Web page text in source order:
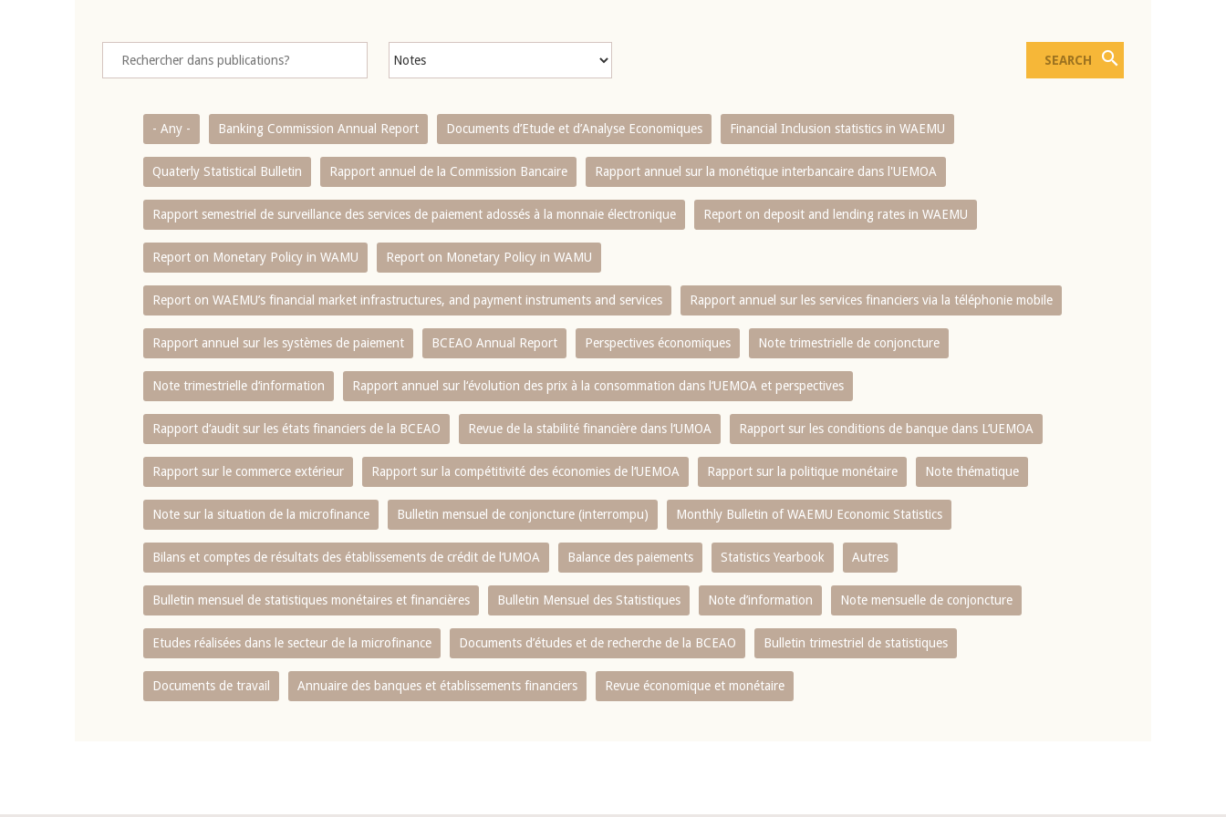
- Any - Banking Commission Annual Report Documents d’Etude et d’Analyse Economiques Financial Inclusion statistics in WAEMU
Quaterly Statistical Bulletin Rapport annuel de la Commission Bancaire Rapport annuel sur la monétique interbancaire dans l'UEMOA
Rapport semestriel de surveillance des services de paiement adossés à la monnaie électronique Report on deposit and lending rates in WAEMU
Report on Monetary Policy in WAMU Report on Monetary Policy in WAMU
Report on WAEMU’s financial market infrastructures, and payment instruments and services Rapport annuel sur les services financiers via la téléphonie mobile
Rapport annuel sur les systèmes de paiement BCEAO Annual Report Perspectives économiques Note trimestrielle de conjoncture
Note trimestrielle d‘information Rapport annuel sur l‘évolution des prix à la consommation dans l‘UEMOA et perspectives
Rapport d‘audit sur les états financiers de la BCEAO Revue de la stabilité financière dans l‘UMOA Rapport sur les conditions de banque dans L‘UEMOA
Rapport sur le commerce extérieur Rapport sur la compétitivité des économies de l‘UEMOA Rapport sur la politique monétaire Note thématique
Note sur la situation de la microfinance Bulletin mensuel de conjoncture (interrompu) Monthly Bulletin of WAEMU Economic Statistics
Bilans et comptes de résultats des établissements de crédit de l‘UMOA Balance des paiements Statistics Yearbook Autres
Bulletin mensuel de statistiques monétaires et financières Bulletin Mensuel des Statistiques Note d’information Note mensuelle de conjoncture
Etudes réalisées dans le secteur de la microfinance Documents d’études et de recherche de la BCEAO Bulletin trimestriel de statistiques
Documents de travail Annuaire des banques et établissements financiers Revue économique et monétaire